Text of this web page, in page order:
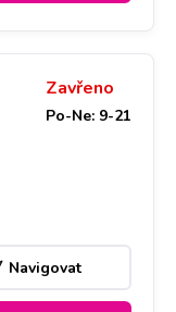
Zavřeno
Po-Ne: 9-21
Navigovat